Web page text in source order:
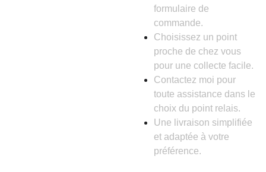
formulaire de
commande.
Choisissez un point
proche de chez vous
pour une collecte facile.
Contactez moi pour
toute assistance dans le
choix du point relais.
Une livraison simplifiée
et adaptée à votre
préférence.